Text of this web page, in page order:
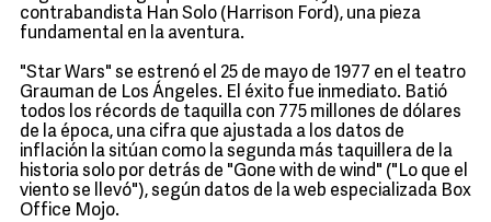
contrabandista Han Solo (Harrison Ford), una pieza
fundamental en la aventura.
"Star Wars" se estrenó el 25 de mayo de 1977 en el teatro
Grauman de Los Ángeles. El éxito fue inmediato. Batió
todos los récords de taquilla con 775 millones de dólares
de la época, una cifra que ajustada a los datos de
inflación la sitúan como la segunda más taquillera de la
historia solo por detrás de "Gone with de wind" ("Lo que el
viento se llevó"), según datos de la web especializada Box
Office Mojo.